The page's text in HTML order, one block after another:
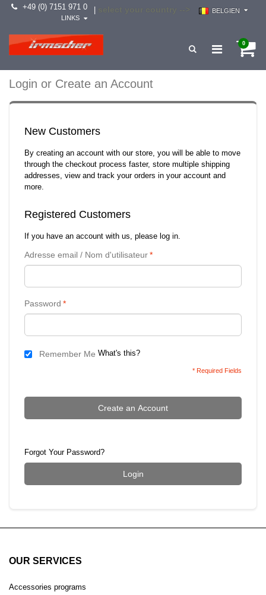
+49 (0) 7151 971 0
BELGIEN
LINKS
0
Login or Create an Account
New Customers
By creating an account with our store, you will be able to move
through the checkout process faster, store multiple shipping
addresses, view and track your orders in your account and
more.
Registered Customers
If you have an account with us, please log in.
*
Adresse email / Nom d'utilisateur
*
Password
Remember Me What's this?
* Required Fields
Create an Account
Forgot Your Password?
Login
OUR SERVICES
Accessories programs